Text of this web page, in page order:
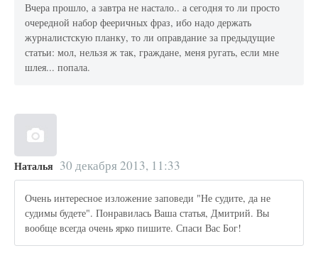
Вчера прошло, а завтра не настало.. а сегодня то ли просто
очередной набор фееричных фраз, ибо надо держать
журналистскую планку, то ли оправдание за предыдущие
статьи: мол, нельзя ж так, граждане, меня ругать, если мне
шлея... попала.
Наталья 30 декабря 2013, 11:33
Очень интересное изложение заповеди "Не судите, да не
судимы будете". Понравилась Ваша статья, Дмитрий. Вы
вообще всегда очень ярко пишите. Спаси Вас Бог!